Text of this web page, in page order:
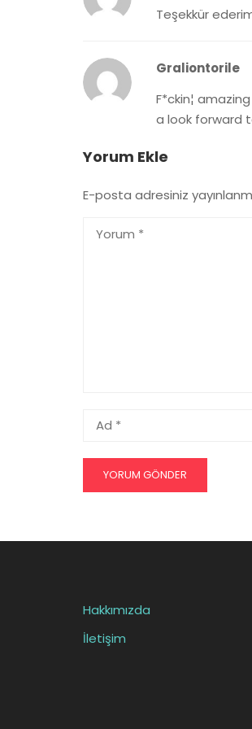
Teşekkür
Graliontorile
F*ckin¦
a look forward
Yorum Ekle
E-posta adresiniz
Hakkımızda
İletişim